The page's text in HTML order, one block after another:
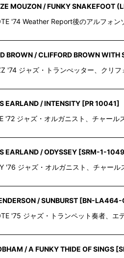
MOUZON / FUNKY SNAKEFOOT
'74 Weather Report後のアルフォ
BROWN / CLIFFORD BROWN WITH
'74 ジャズ・トランぺッター、クリ
EARLAND / INTENSITY [PR 10041]
'72 ジャズ・オルガニスト、チャー
EARLAND / ODYSSEY [SRM-1-1049
'76 ジャズ・オルガニスト、チャー
/ SUNBURST [BN-LA464-
'75 ジャズ・トランペット奏者、
/ A FUNKY THIDE OF SINGS [